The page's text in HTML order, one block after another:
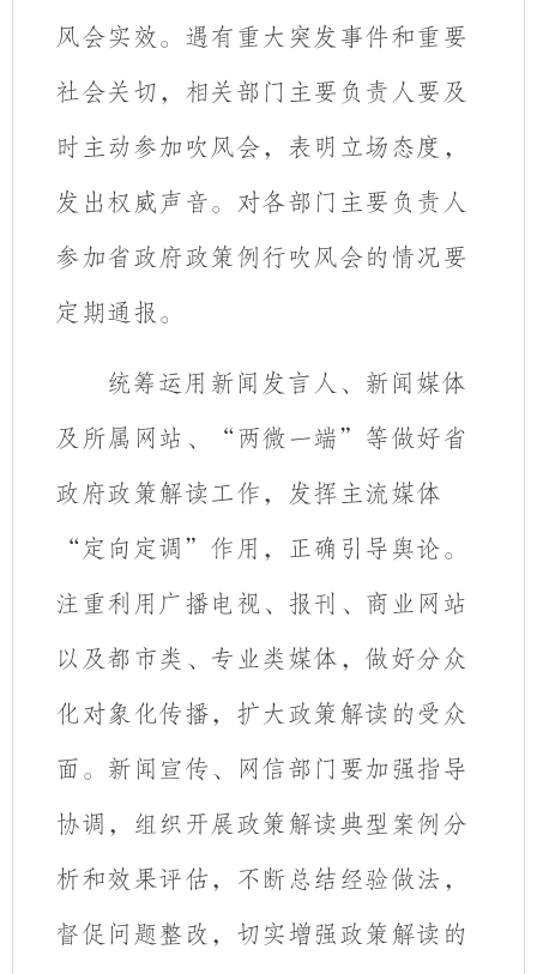
风会实效。遇有重大突发事件和重要
社会关切，相关部门主要负责人要及
时主动参加吹风会，表明立场态度，
发出权威声音。对各部门主要负责人
参加省政府政策例行吹风会的情况要
定期通报。
统筹运用新闻发言人、新闻媒体
及所属网站、“两微一端”等做好省
政府政策解读工作，
发挥主流媒体
“定向定调”作用，正确引导舆论。
注重利用 广播电视、报刊、 商业网站
以及都市类、专业类媒体，做好分众
化对象化传播， 扩大政策解读的受众
面。新闻 宣传、网信部门要加强指导
协调，组织开展政策解读典型案例分
析和效果评估，不断总结经验做法，
督促问题整改，切实增强政策解读的